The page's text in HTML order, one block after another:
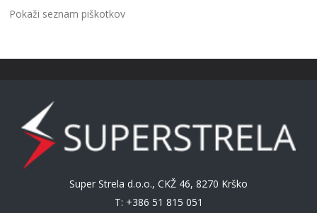
Pokaži seznam piškotkov
Super Strela d.o.o., CKŽ 46, 8270 Krško
T: +386 51 815 051